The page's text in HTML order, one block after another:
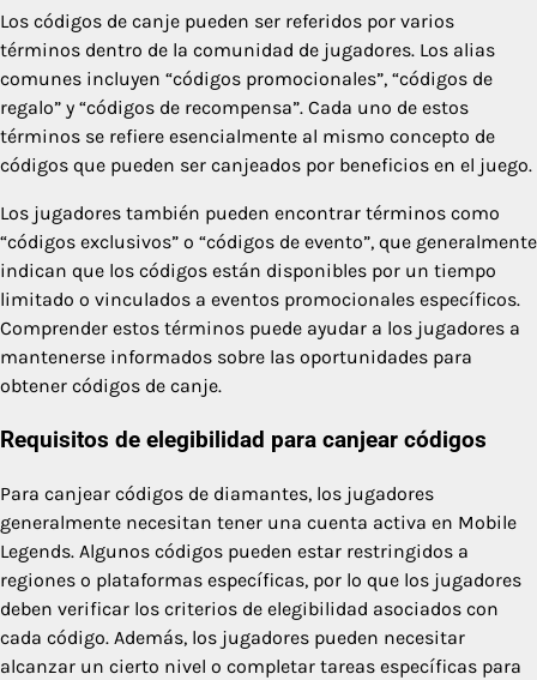
Los códigos de canje pueden ser referidos por varios
términos dentro de la comunidad de jugadores. Los alias
comunes incluyen “códigos promocionales”, “códigos de
regalo” y “códigos de recompensa”. Cada uno de estos
términos se refiere esencialmente al mismo concepto de
códigos que pueden ser canjeados por beneficios en el juego.
Los jugadores también pueden encontrar términos como
“códigos exclusivos” o “códigos de evento”, que generalmente
indican que los códigos están disponibles por un tiempo
limitado o vinculados a eventos promocionales específicos.
Comprender estos términos puede ayudar a los jugadores a
mantenerse informados sobre las oportunidades para
obtener códigos de canje.
Requisitos de elegibilidad para canjear códigos
Para canjear códigos de diamantes, los jugadores
generalmente necesitan tener una cuenta activa en Mobile
Legends. Algunos códigos pueden estar restringidos a
regiones o plataformas específicas, por lo que los jugadores
deben verificar los criterios de elegibilidad asociados con
cada código. Además, los jugadores pueden necesitar
alcanzar un cierto nivel o completar tareas específicas para